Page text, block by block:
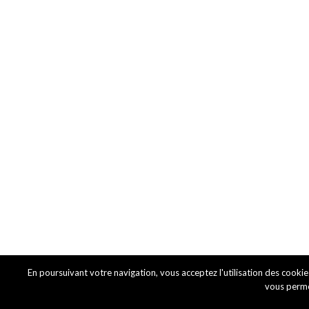
En poursuivant votre navigation, vous acceptez l'utilisation des
vous